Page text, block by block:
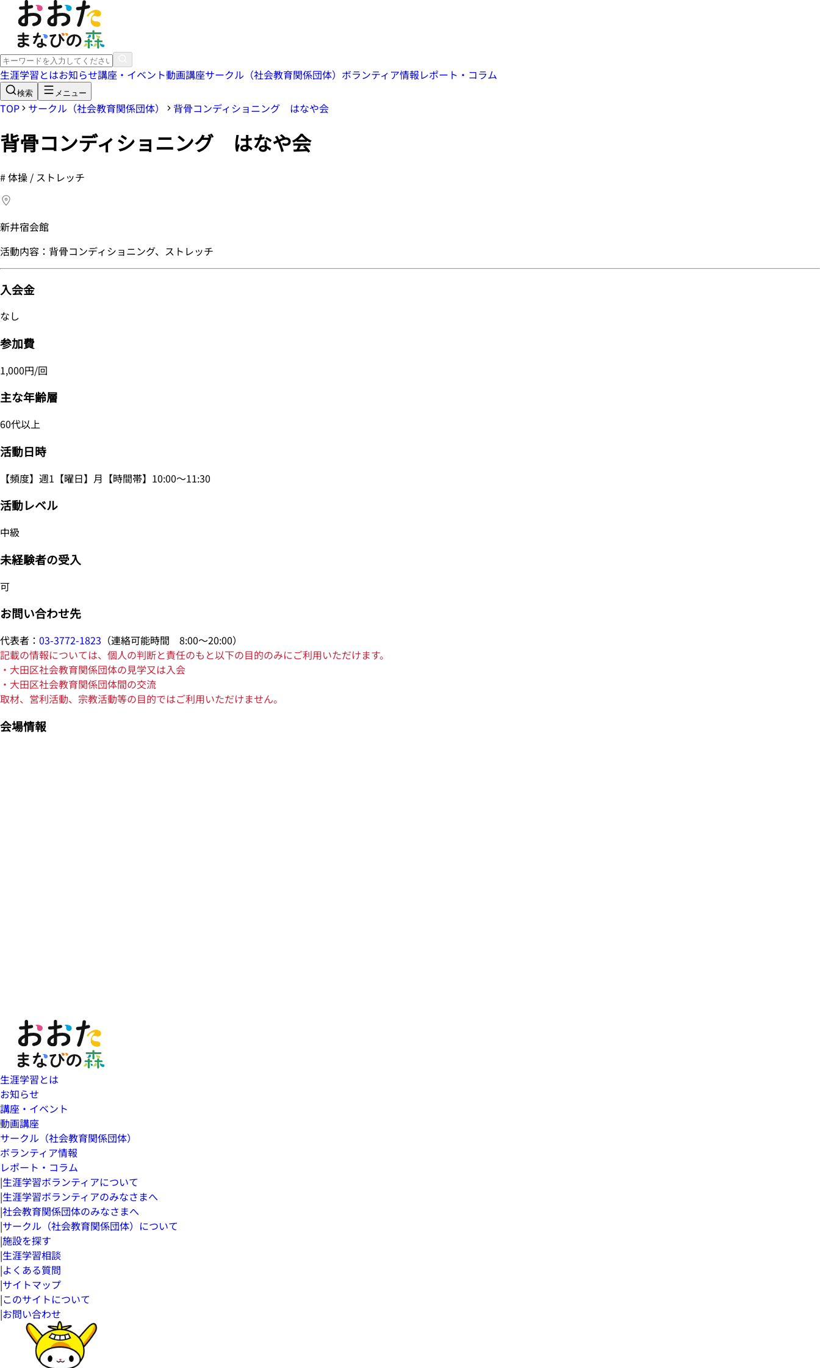
生涯学習とはお知らせ講座・イベント動画講座サークル（社会教育関係団体） ボランティア情報レポート・コラム
検索 メニュー
TOP サークル（社会教育関係団体） 背骨コンディショニング はなや会
背骨コンディショニング はなや会
#体操 / ストレッチ
新井宿会館
活動内容：背骨コンディショニング、ストレッチ
入会金
なし
参加費
1,000円/回
主な年齢層
60代以上
活動日時
【頻度】週1【曜日】月【時間帯】10:00～11:30
活動レベル
中級
未経験者の受入
可
お問い合わせ先
代表者： 03-3772-1823 （連絡可能時間 8:00～20:00）
記載の情報については、個人の判断と責任のもと以下の目的のみにご利用いただけます。
・大田区社会教育関係団体の見学又は入会
・大田区社会教育関係団体間の交流
取材、営利活動、宗教活動等の目的ではご利用いただけません。
会場情報
生涯学習とは
お知らせ
講座・イベント
動画講座
サークル（社会教育関係団体）
ボランティア情報
レポート・コラム
|生涯学習ボランティアについて
|生涯学習ボランティアのみなさまへ
|社会教育関係団体のみなさまへ
|サークル（社会教育関係団体）について
|施設を探す
|生涯学習相談
|よくある質問
|サイトマップ
|このサイトについて
|お問い合わせ